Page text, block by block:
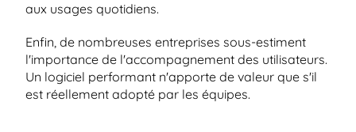
aux usages quotidiens.
Enfin, de nombreuses entreprises sous-estiment
l'importance de l'accompagnement des utilisateurs.
Un logiciel performant n'apporte de valeur que s'il
est réellement adopté par les équipes.